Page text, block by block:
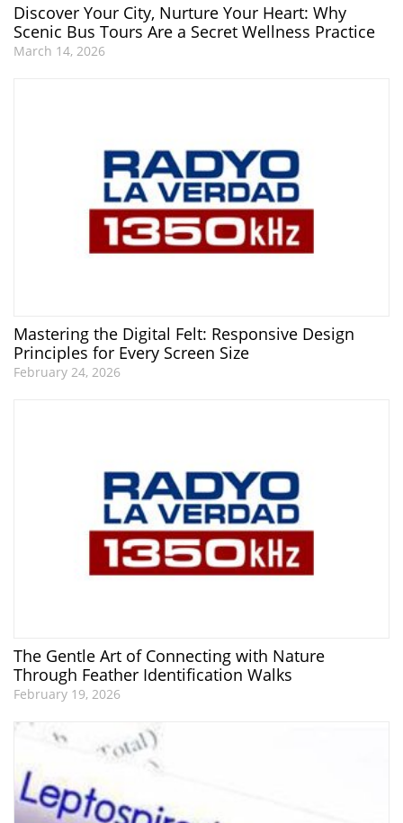
Discover Your City, Nurture Your Heart: Why
Scenic Bus Tours Are a Secret Wellness Practice
March 14, 2026
Mastering the Digital Felt: Responsive Design
Principles for Every Screen Size
February 24, 2026
The Gentle Art of Connecting with Nature
Through Feather Identification Walks
February 19, 2026